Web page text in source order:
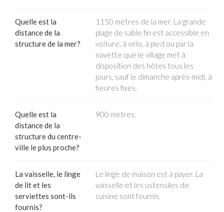
Quelle est la
distance de la
structure de la mer?
1150 mètres de la mer. La grande
plage de sable fin est accessible en
voiture, à vélo, à pied ou par la
navette que le village met à
disposition des hôtes tous les
jours, sauf le dimanche après-midi, à
heures fixes.
Quelle est la
distance de la
structure du centre-
ville le plus proche?
900 mètres.
La vaisselle, le linge
de lit et les
serviettes sont-ils
fournis?
Le linge de maison est à payer. La
vaisselle et les ustensiles de
cuisine sont fournis.